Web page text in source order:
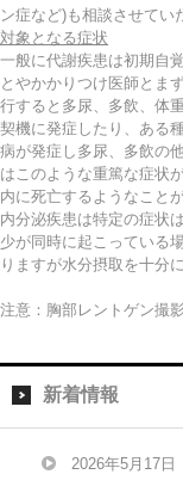
ン症など)も相談させてい
対象となる症状
一般に代謝疾患は初期自
とやかかりつけ医師とま
行すると多尿、多飲、体
契機に発症したり、ある
病が発症し多尿、多飲の
はこのような重篤な症状
内に死亡するようなこと
内分泌疾患は特定の症状
少が同時に起こっている
りますが水分摂取を十分
注意：胸部レントゲン撮
新着情報
2026年5月17日